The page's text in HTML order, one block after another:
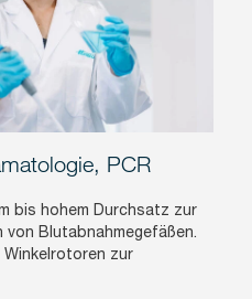
PCR
bis hohem Durchsatz zur
von Blutabnahmegefäßen.
zur